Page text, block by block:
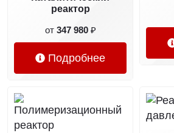
реактор
от 347 980₽
Подробнее